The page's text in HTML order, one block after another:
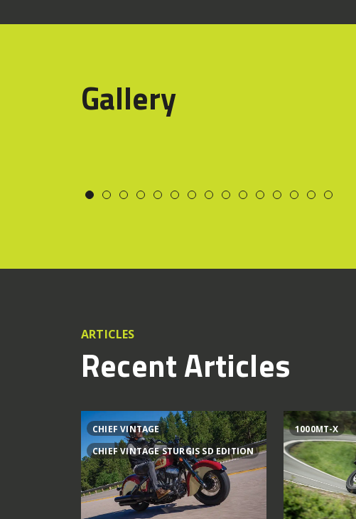
Gallery
ARTICLES
Recent Articles
CHIEF VINTAGE
CHIEF VINTAGE STURGIS SD EDITION
1000MT-X